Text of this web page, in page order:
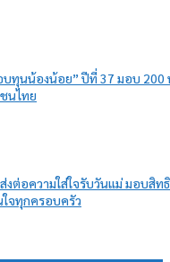
บทุนน้องน้อย” ปีที่ 37 มอบ 200
นไทย
ต่อความใส่ใจรับวันแม่ มอบสิทธิ
จทุกครอบครัว